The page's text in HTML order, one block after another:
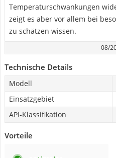
Temperaturschwankungen
zeigt es aber vor allem bei
zu schätzen wissen.
08/
Technische Details
Modell
Einsatzgebiet
API-Klassifikation
Vorteile